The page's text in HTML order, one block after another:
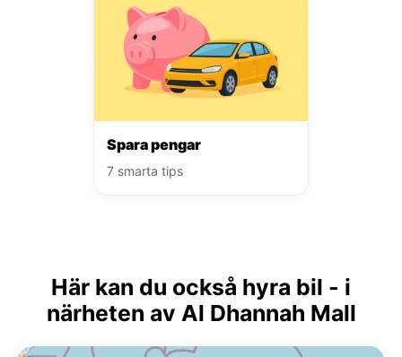
Spara pengar
7 smarta tips
Här kan du också hyra bil - i
närheten av Al Dhannah Mall